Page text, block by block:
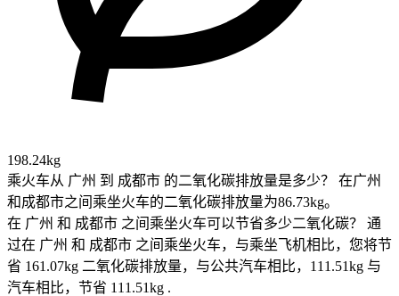
198.24kg
乘火车从 广州 到 成都市 的二氧化碳排放量是多少？
在广州
和成都市之间乘坐火车的二氧化碳排放量为86.73kg。
在 广州 和 成都市 之间乘坐火车可以节省多少二氧化碳？
通
过在 广州 和 成都市 之间乘坐火车，与乘坐飞机相比，您将节
省 161.07kg 二氧化碳排放量，与公共汽车相比，111.51kg 与
汽车相比，节省 111.51kg .